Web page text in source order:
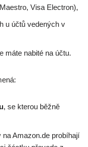
Visa Electron),
u účtů vedených v
máte nabité na účtu.
, se kterou běžně
na Amazon.de probíhají